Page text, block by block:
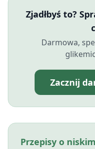
Zjadłbyś to?
Darmowa,
Zacznij
Przepisy o